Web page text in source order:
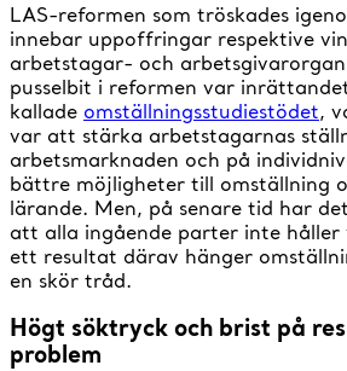
LAS-reformen som tröskades
innebar uppoffringar respektive
arbetstagar- och
pusselbit i reformen var
kallade omställningsstudiestödet,
var att stärka arbetstagarnas
arbetsmarknaden och på
bättre möjligheter till omställning
lärande. Men, på senare tid har
att alla ingående parter inte håller
ett resultat därav hänger
en skör tråd.
Högt söktryck och brist på
problem